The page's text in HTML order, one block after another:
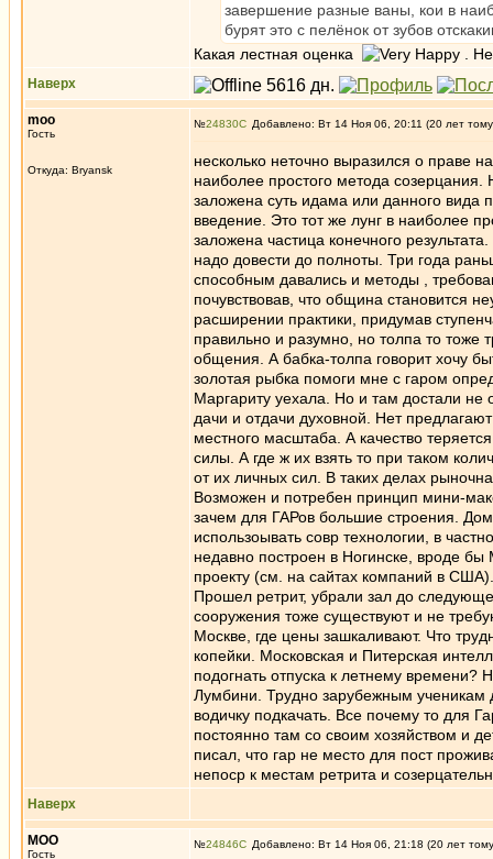
завершение разные ваны, кои в
бурят это с пелёнок от зубов
Какая лестная оценка
.
Наверх
moo
Гость
Откуда: Bryansk
№24830 Добавлено: Вт 14 Ноя 06, 20:11 (20 лет
несколько неточно выразился о праве
наиболее простого метода созерцания.
заложена суть идама или данного вида
введение. Это тот же лунг в наиболее
заложена частица конечного
надо довести до полноты. Три года
способным давались и методы ,
почувствовав, что община становится
расширении практики, придумав
правильно и разумно, но толпа то тоже
общения. А бабка-толпа говорит хочу
золотая рыбка помоги мне с гаром
Маргариту уехала. Но и там достали не
дачи и отдачи духовной. Нет
местного масштаба. А качество
силы. А где ж их взять то при таком
от их личных сил. В таких делах
Возможен и потребен принцип мини-
зачем для ГАРов большие строения.
использоывать совр технологии, в
недавно построен в Ногинске, вроде
проекту (см. на сайтах компаний в
Прошел ретрит, убрали зал до
сооружения тоже существуют и не
Москве, где цены зашкаливают. Что
копейки. Московская и Питерская
подогнать отпуска к летнему
Лумбини. Трудно зарубежным ученикам
водичку подкачать. Все почему то для
постоянно там со своим хозяйством и
писал, что гар не место для пост
непоср к местам ретрита и
Наверх
MOO
Гость
№24846 Добавлено: Вт 14 Ноя 06, 21:18 (20 лет